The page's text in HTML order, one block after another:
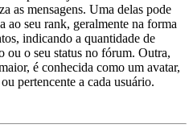
as mensagens. Uma delas pode
ao seu rank, geralmente na forma
indicando a quantidade de
ou o seu status no fórum. Outra,
é conhecida como um avatar,
pertencente a cada usuário.